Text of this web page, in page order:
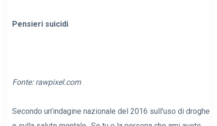
Pensieri suicidi
Fonte: rawpixel.com
Secondo un'indagine nazionale del 2016 sull'uso di droghe